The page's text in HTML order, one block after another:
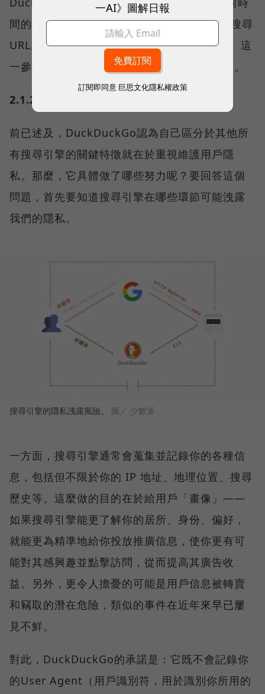
間的if判斷，當運行時間為夜間時，在打開的搜尋
URL尾部附加上&kae=d（意為啟用暗色主題）這
一參數，就可以達到自動「夜間模式」的效果。
2.1.2 隱私保護
前已述及，DuckDuckGo認為自己區分於其他所
有搜尋引擎的關鍵特徵就在於重視維護用戶隱
私。那麼，它具體做了哪些努力呢？要回答這個
問題，首先要知道搜尋引擎在哪些環節可能洩露
我們的隱私。
搜尋引擎的隱私洩露風險。 圖／ 少數派
一方面，搜尋引擎通常會蒐集並記錄你的各種信
息，包括但不限於你的 IP 地址、地理位置、搜尋
歷史等。這麼做的目的在於給用戶「畫像」——
如果搜尋引擎能更了解你的居所、身份、偏好，
就能更為精準地給你投放推廣信息，使你更有可
能對其感興趣並點擊訪問，從而提高其廣告收
益。另外，更令人擔憂的可能是用戶信息被轉賣
和竊取的潛在危險，類似的事件在近年來早已屢
見不鮮。
對此，DuckDuckGo的承諾是：它既不會記錄你
的User Agent（用戶識別符，用於識別你所用的
一AI》圖解日報
訂閱即同意 巨思文化隱私權政策